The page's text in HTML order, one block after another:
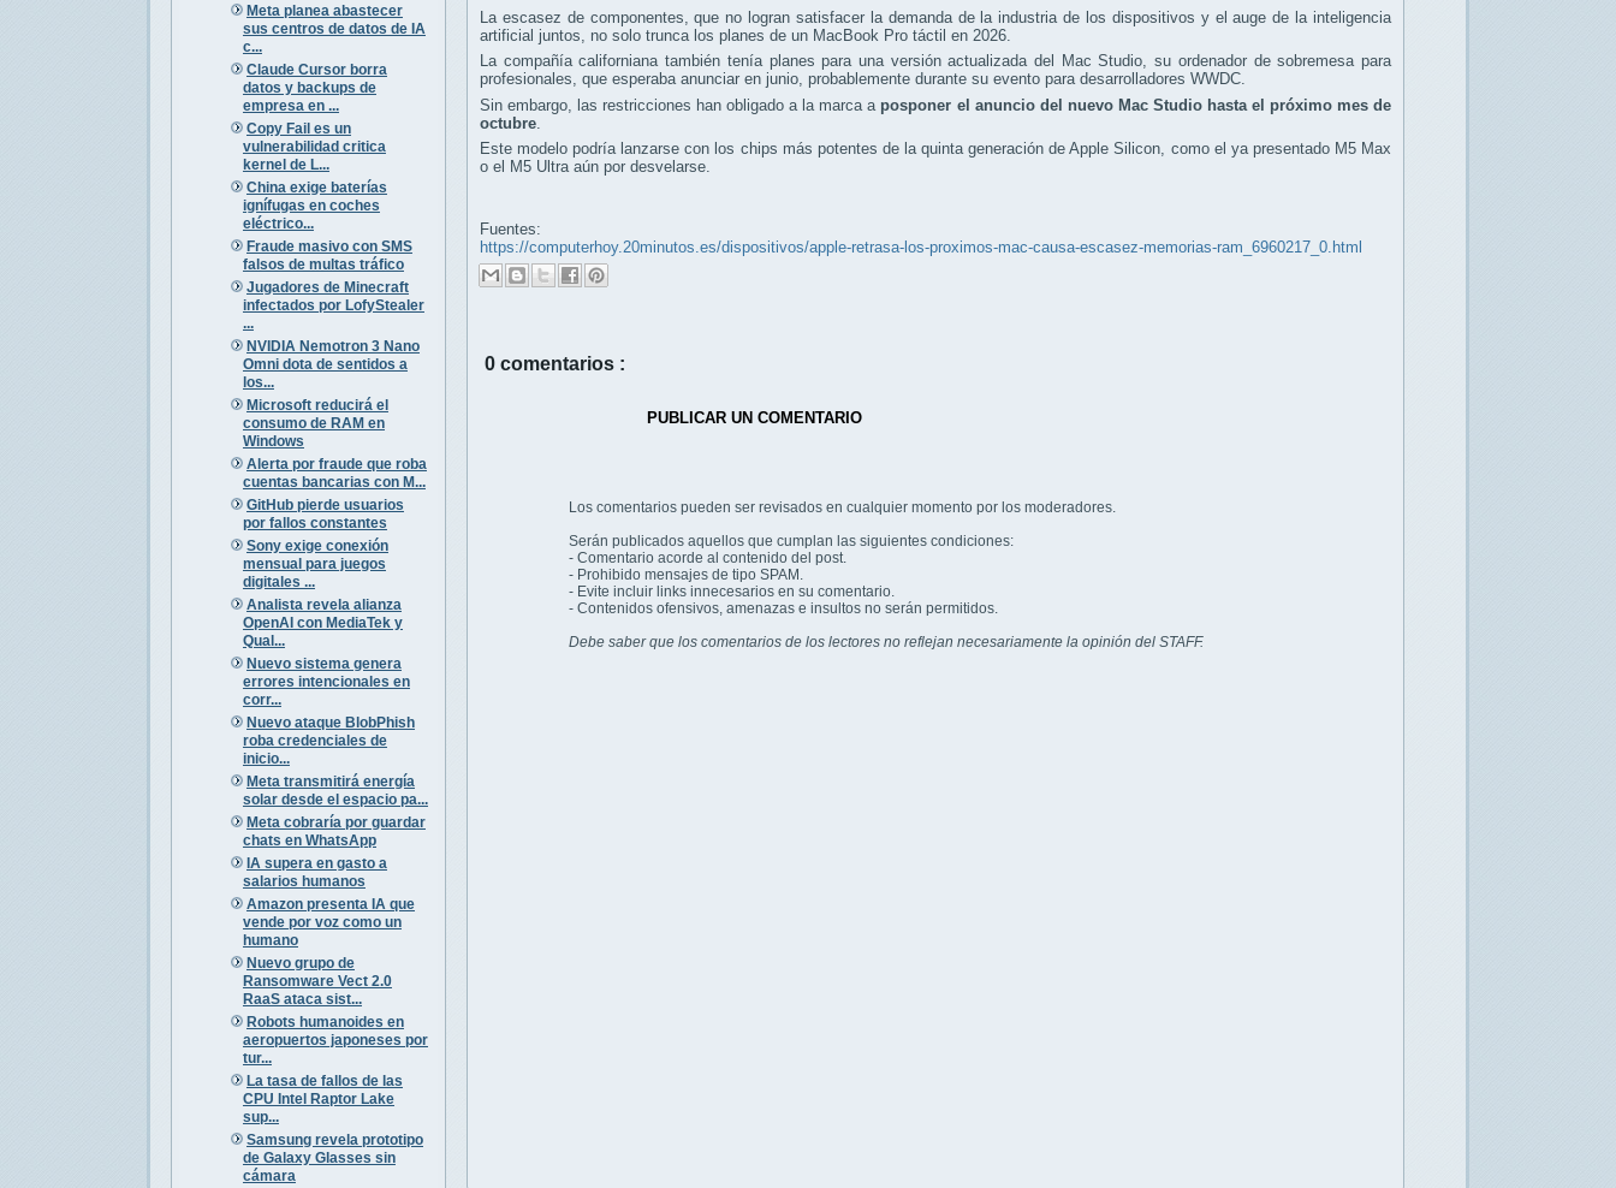
Meta planea abastecer
sus centros de datos de IA
c...
Claude Cursor borra
datos y backups de
empresa en ...
Copy Fail es un
vulnerabilidad critica
kernel de L...
China exige baterías
ignífugas en coches
eléctrico...
Fraude masivo con SMS
falsos de multas tráfico
Jugadores de Minecraft
infectados por LofyStealer
...
NVIDIA Nemotron 3 Nano
Omni dota de sentidos a
los...
Microsoft reducirá el
consumo de RAM en
Windows
Alerta por fraude que roba
cuentas bancarias con M...
GitHub pierde usuarios
por fallos constantes
Sony exige conexión
mensual para juegos
digitales ...
Analista revela alianza
OpenAI con MediaTek y
Qual...
Nuevo sistema genera
errores intencionales en
corr...
Nuevo ataque BlobPhish
roba credenciales de
inicio...
Meta transmitirá energía
solar desde el espacio pa...
Meta cobraría por guardar
chats en WhatsApp
IA supera en gasto a
salarios humanos
Amazon presenta IA que
vende por voz como un
humano
Nuevo grupo de
Ransomware Vect 2.0
RaaS ataca sist...
Robots humanoides en
aeropuertos japoneses por
tur...
La tasa de fallos de las
CPU Intel Raptor Lake
sup...
Samsung revela prototipo
de Galaxy Glasses sin
cámara
La escasez de componentes, que no logran satisfacer la demanda de la industria de los dispositivos y el auge de la inteligencia
artificial juntos, no solo trunca los planes de un MacBook Pro táctil en 2026.
La compañía californiana también tenía planes para una versión actualizada del Mac Studio, su ordenador de sobremesa para
profesionales, que esperaba anunciar en junio, probablemente durante su evento para desarrolladores WWDC.
Sin embargo, las restricciones han obligado a la marca a posponer el anuncio del nuevo Mac Studio hasta el próximo mes de
octubre
Este modelo podría lanzarse con los chips más potentes de la quinta generación de Apple Silicon, como el ya presentado M5 Max
o el M5 Ultra aún por desvelarse.
Fuentes:
https://computerhoy.20minutos.es/dispositivos/apple-retrasa-los-proximos-mac-causa-escasez-memorias-ram_6960217_0.html
0 comentarios :
PUBLICAR UN COMENTARIO
Los comentarios pueden ser revisados en cualquier momento por los moderadores.
Serán publicados aquellos que cumplan las siguientes condiciones:
- Comentario acorde al contenido del post.
- Prohibido mensajes de tipo SPAM.
- Evite incluir links innecesarios en su comentario.
- Contenidos ofensivos, amenazas e insultos no serán permitidos.
Debe saber que los comentarios de los lectores no reflejan necesariamente la opinión del STAFF.